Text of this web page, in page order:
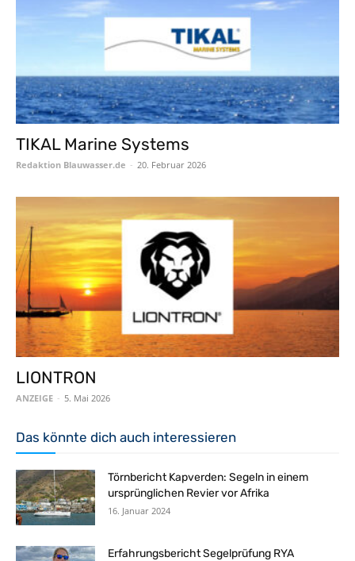
TIKAL Marine Systems
Redaktion Blauwasser.de - 20. Februar 2026
LIONTRON
ANZEIGE - 5. Mai 2026
Das könnte dich auch interessieren
Törnbericht Kapverden: Segeln in einem
ursprünglichen Revier vor Afrika
16. Januar 2024
Erfahrungsbericht Segelprüfung RYA